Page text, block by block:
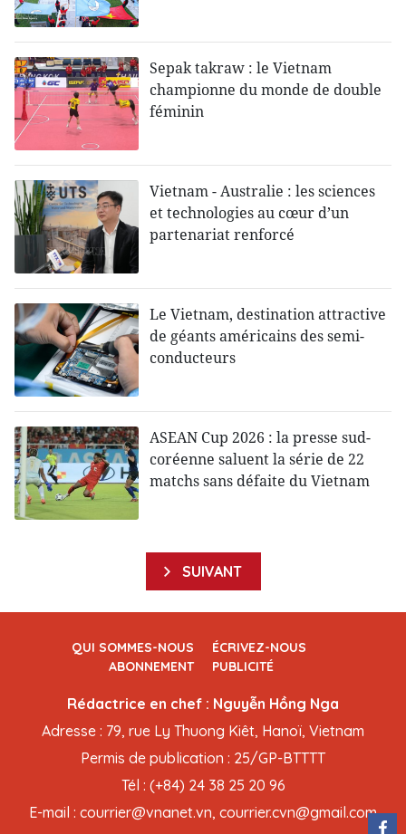
Sepak takraw : le Vietnam
championne du monde de double
féminin
Vietnam - Australie : les sciences
et technologies au cœur d’un
partenariat renforcé
Le Vietnam, destination attractive
de géants américains des semi-
conducteurs
ASEAN Cup 2026 : la presse sud-
coréenne saluent la série de 22
matchs sans défaite du Vietnam
SUIVANT
QUI SOMMES-NOUS
ÉCRIVEZ-NOUS
ABONNEMENT
PUBLICITÉ
Rédactrice en chef : Nguyễn Hồng Nga
Adresse : 79, rue Ly Thuong Kiêt, Hanoï, Vietnam
Permis de publication : 25/GP-BTTTT
Tél : (+84) 24 38 25 20 96
E-mail : courrier@vnanet.vn, courrier.cvn@gmail.com